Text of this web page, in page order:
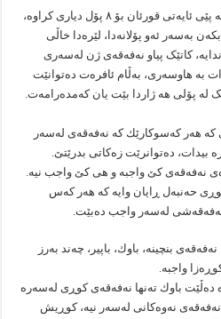
لە چۆنیەتى دابەشکردنى زەکاتدا بە پێی ئایەتى قورئان بۆ ٨ پۆل دیارى کراوە،
بەسەر ئەو پۆلانەدا، لێرەدا خاڵى
کاتێک پیاو نەفەقەى ژن لەسەرى
بە هاوسەرى، بەڵام ئافرەت دەتوانێت
لە پۆلى هه ژاردا بێت یان کەمدەرامەت.
كە هەر كەسوكارێك كە نەفەقەی لەسەر
بیدات، دەتوانرێت زەكاتی بدرێتێ.
نەفەقەی كێ واجبە و هی كێ واجب نیە.
حەنبەل ڕایان وایە كە هەر كەس
لەسەر واجب دەبێت.
بنچینە، باوك، باپیر، چەند بەرز
واجبە.
باوك تەنها نەفەقەی كوڕی لەسەرە
نەفەقەی نەوەكانی لەسەر نیە، كوڕیش